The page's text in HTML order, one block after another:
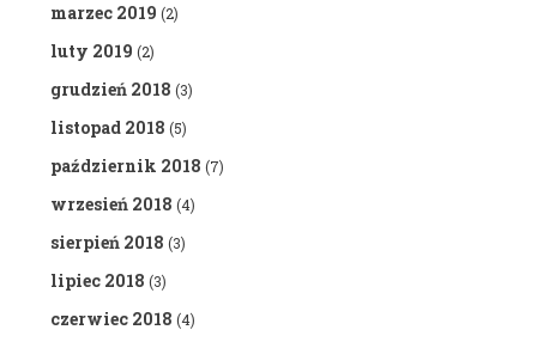
marzec 2019 (2)
luty 2019 (2)
grudzień 2018 (3)
listopad 2018 (5)
październik 2018 (7)
wrzesień 2018 (4)
sierpień 2018 (3)
lipiec 2018 (3)
czerwiec 2018 (4)